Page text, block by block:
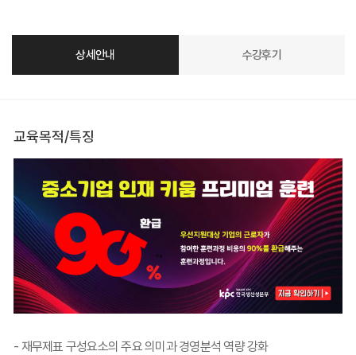
상세안내 수강후기
교육목적/특징
- 재무제표 구성요소의 주요 의미과 경영분석 역량 강화